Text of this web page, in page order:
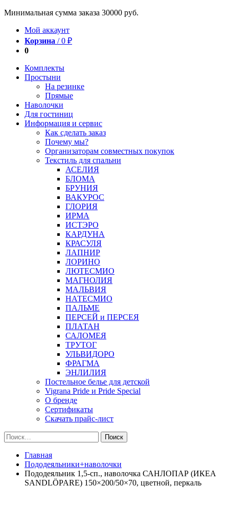
Минимальная сумма заказа 30000 руб.
Мой аккаунт
Корзина /0 ₽
0
Комплекты
Простыни
На резинке
Прямые
Наволочки
Для гостиниц
Информация и сервис
Как сделать заказ
Почему мы?
Организаторам совместных покупок
Текстиль для спальни
АСЕЛИЯ
БЛОМА
БРУНИЯ
ВАКУРОС
ГЛОРИЯ
ИРМА
ИСТЭРО
КАРДУНА
КРАСУЛЯ
ЛАПНИР
ЛОРИНО
ЛЮТЕСМИО
МАГНОЛИЯ
МАЛЬВИЯ
НАТЕСМИО
ПАЛЬМЕ
ПЕРСЕЙ и ПЕРСЕЯ
ПЛАТАН
САЛОМЕЯ
ТРУТОГ
УЛЬВИДОРО
ФРАГМА
ЭНЛИЛИЯ
Постельное белье для детской
Vigrana Pride и Pride Special
О бренде
Сертификаты
Скачать прайс-лист
Найти:
Главная
Пододеяльники+наволочки
Пододеяльник 1,5-сп., наволочка САНЛОПАР (ИКЕА
SANDLÖPARE) 150×200/50×70, цветной, перкаль